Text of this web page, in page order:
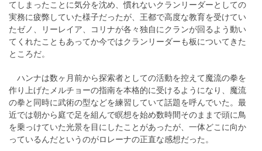
てしまったことに気分を沈め、慣れないクランリーダーとしての
実務に疲弊していた様子だったが、王都で高度な教育を受けてい
たゼノ、リーレイア、コリナが各々独自にクランが回るよう動い
てくれたこともあってか今ではクランリーダーも板についてきた
ところだ。
ハンナは数ヶ月前から探索者としての活動を控えて魔流の拳を
作り上げたメルチョーの指南を本格的に受けるようになり、魔流
の拳と同時に武術の型などを練習していて話題を呼んでいた。最
近では朝から庭で足を組んで瞑想を始め数時間そのままで頭に鳥
を乗っけていた光景を目にしたことがあったが、一体どこに向か
っているんだというのがロレーナの正直な感想だった。